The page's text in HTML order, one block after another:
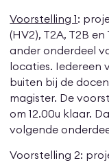
Voorstelling 1 :
(HV2), T2A, T2B
ander onderdeel
locaties. Iedereen
buiten bij de
magister. De
om 12.00u klaar.
volgende
Voorstelling 2: